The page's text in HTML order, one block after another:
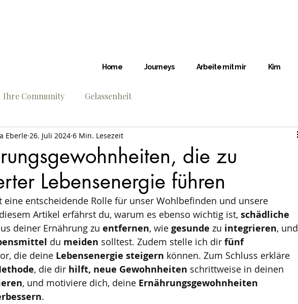
Home Journeys Arbeite mit mir Kim
Ihre Community Gelassenheit
die zu
Lebensenergie führen
Eberle 26. Juli 2024 6 Min. Lesezeit
eine entscheidende Rolle für unser Wohlbefinden und unsere
Artikel erfährst du, warum es ebenso wichtig ist, schädliche
deiner Ernährung zu entfernen, wie gesunde zu integrieren, und
du meiden solltest. Zudem stelle ich dir fünf
die deine Lebensenergie steigern können. Zum Schluss erkläre
, die dir hilft, neue Gewohnheiten schrittweise in deinen
, und motiviere dich, deine Ernährungsgewohnheiten
.